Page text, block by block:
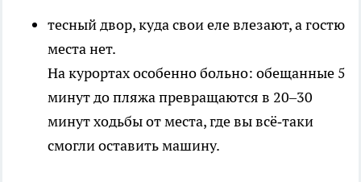
тесный двор, куда свои еле влезают, а гостю
места нет.
На курортах особенно больно: обещанные 5
минут до пляжа превращаются в 20–30
минут ходьбы от места, где вы всё‑таки
смогли оставить машину.